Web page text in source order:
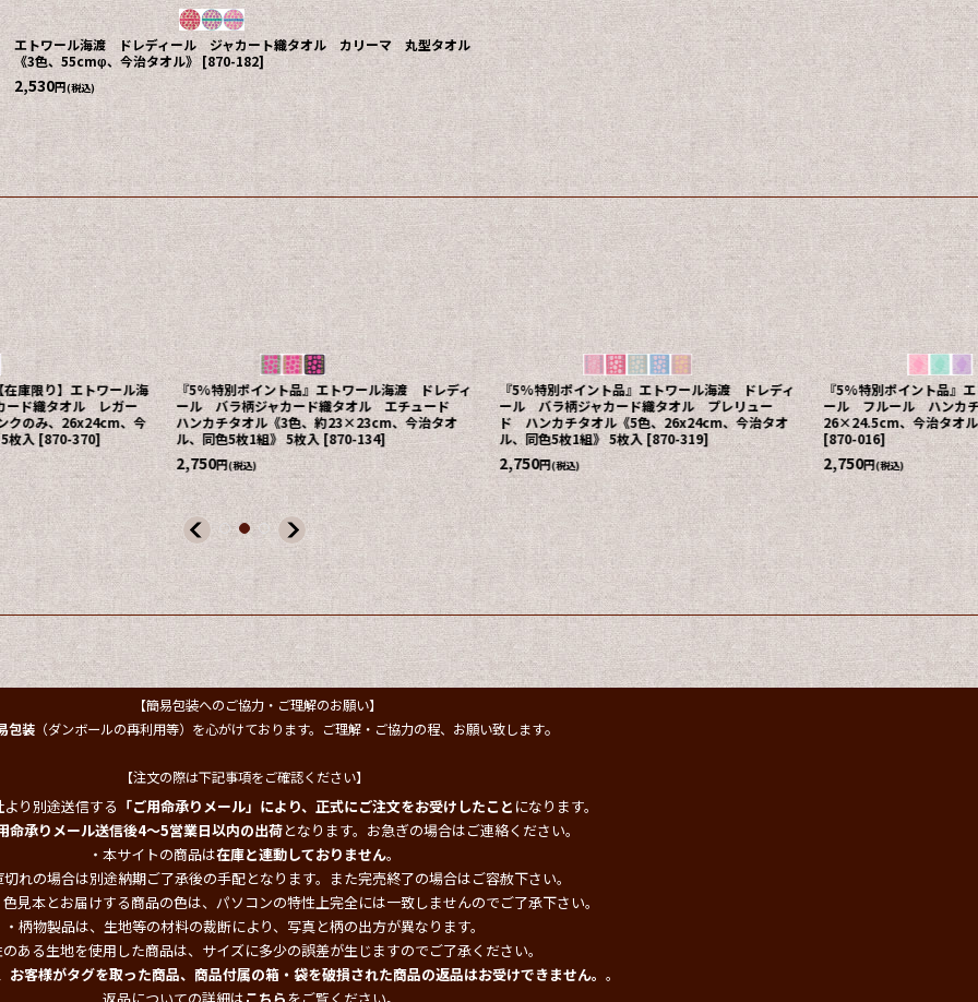
エトワール海渡 ドレディール ジャカート織タオル カリーマ 丸型タオル
《3色、55cmφ、今治タオル》 [870-182]
2,530円(税込)
庫限り】エトワール海
ド織タオル レガー
クのみ、26x24cm、今
枚入[870-370]
『5%特別ポイント品』エトワール海渡 ドレディ
ール バラ柄ジャカード織タオル エチュード
ハンカチタオル《3色、約23×23cm、今治タオ
ル、同色5枚1組》 5枚入 [870-134]
2,750円(税込)
『5%特別ポイント品』エトワール海渡 ドレディ
ール バラ柄ジャカード織タオル プレリュー
ド ハンカチタオル《5色、26x24cm、今治タオ
ル、同色5枚1組》 5枚入 [870-319]
2,750円(税込)
『5%特別ポイント品』
ール フルール ハンカ
26×24.5cm、今治タオ
[870-016]
2,750円(税込)
【簡易包装へのご協力・ご理解のお願い】
包装（ダンボールの再利用等）を心がけております。ご理解・ご協力の程、お願い致します。
【注文の際は下記事項をご確認ください】
り別途送信する 「ご用命承りメール」により、正式にご注文をお受けしたこと になります。
命承りメール送信後4～5営業日以内の出荷となります。お急ぎの場合はご連絡ください。
・本サイトの商品は在庫と連動しておりません。
れの場合は別途納期ご了承後の手配となります。また完売終了の場合はご容赦下さい。
見本とお届けする商品の色は、パソコンの特性上完全には一致しませんのでご了承下さい。
・柄物製品は、生地等の材料の裁断により、写真と柄の出方が異なります。
ある生地を使用した商品は、サイズに多少の誤差が生じますのでご了承ください。
お客様がタグを取った商品、商品付属の箱・袋を破損された商品の返品はお受けできません。 。